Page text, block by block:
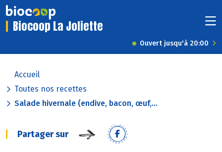
Biocoop La Joliette
Ouvert jusqu'à 20:00
Accueil
Toutes nos recettes
Salade hivernale (endive, bacon, œuf,...
Partager sur